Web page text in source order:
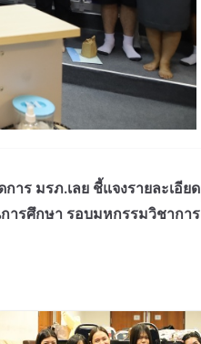
าร มรภ.เลย ชี้แจงรายละเอียด
รศึกษา รอบมหกรรมวิชาการ